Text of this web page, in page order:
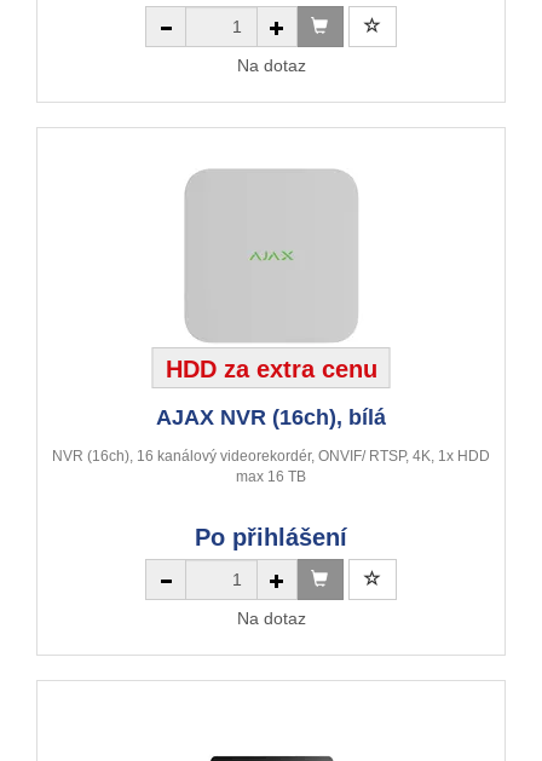
Na dotaz
HDD za extra cenu
AJAX NVR (16ch), bílá
NVR (16ch), 16 kanálový videorekordér, ONVIF/ RTSP, 4K, 1x HDD
max 16 TB
Po přihlášení
Na dotaz